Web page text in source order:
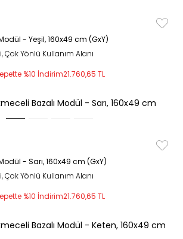
- Yeşil, 160x49 cm (GxY)
Çok Yönlü Kullanım Alanı
%10 İndirim21.760,65 TL
- Sarı, 160x49 cm (GxY)
Çok Yönlü Kullanım Alanı
%10 İndirim21.760,65 TL